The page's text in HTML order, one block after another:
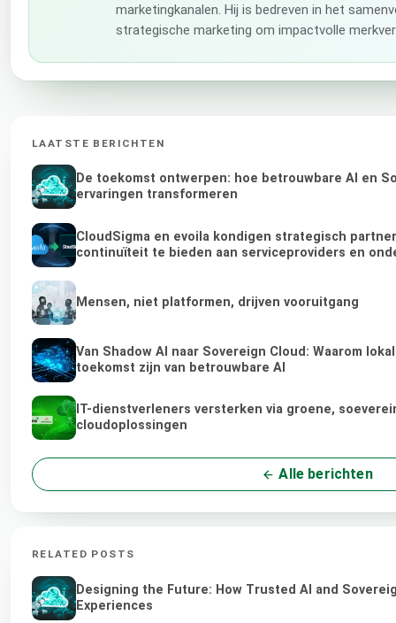
marketingkanalen. Hij is bedreven in het
strategische marketing om impactvolle
LAATSTE BERICHTEN
De toekomst ontwerpen: hoe betrouwbare AI en
ervaringen transformeren
CloudSigma en evoila kondigen strategisch
continuïteit te bieden aan serviceproviders en
Mensen, niet platformen, drijven vooruitgang
Van Shadow AI naar Sovereign Cloud: Waarom
toekomst zijn van betrouwbare AI
IT-dienstverleners versterken via groene,
cloudoplossingen
Alle berichten
RELATED POSTS
Designing the Future: How Trusted AI and
Experiences